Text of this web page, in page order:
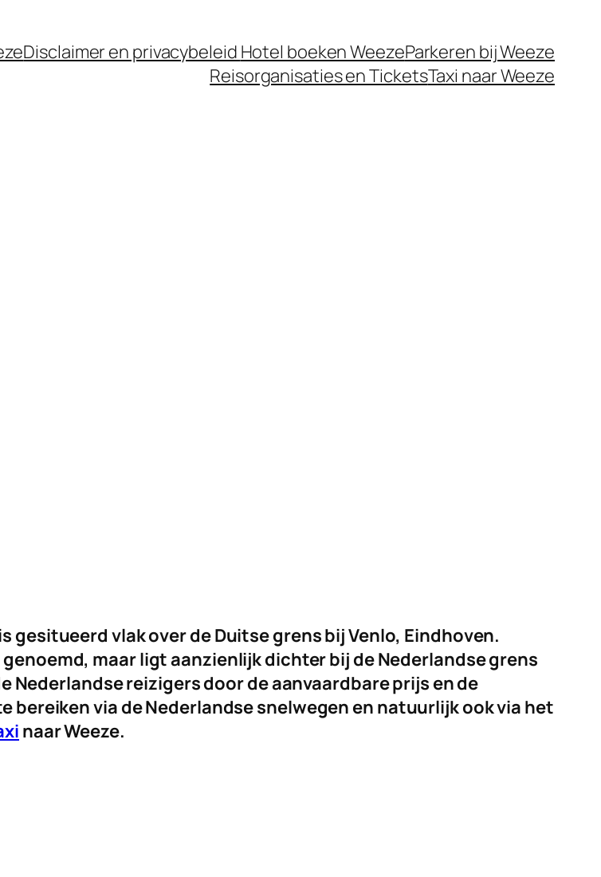
Disclaimer en privacybeleid Hotel boeken WeezeParkeren bij Weeze
Reisorganisaties en TicketsTaxi naar Weeze
gesitueerd vlak over de Duitse grens bij Venlo, Eindhoven.
maar ligt aanzienlijk dichter bij de Nederlandse grens
Nederlandse reizigers door de aanvaardbare prijs en de
via de Nederlandse snelwegen en natuurlijk ook via het
naar Weeze.